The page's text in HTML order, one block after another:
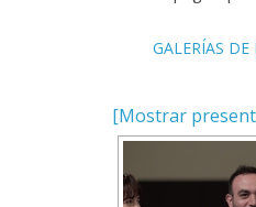
GALERÍAS DE
[Mostrar